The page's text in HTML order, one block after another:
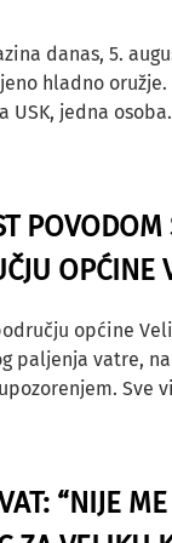
danas, 5.
hladno
USK, jedna
OPĆINE
općine
paljenja vatre,
Sve
“NIJE